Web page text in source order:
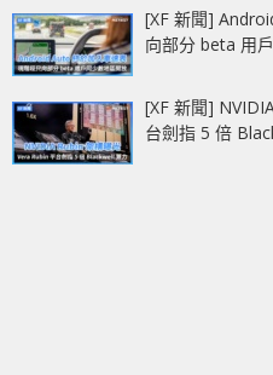
[XF 新聞]
向部分 beta 用
[XF 新聞]
台劍指 5 倍